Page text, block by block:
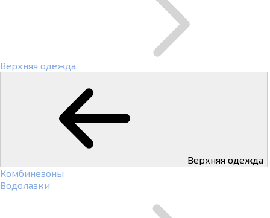
Верхняя одежда
Верхняя одежда
Комбинезоны
Водолазки